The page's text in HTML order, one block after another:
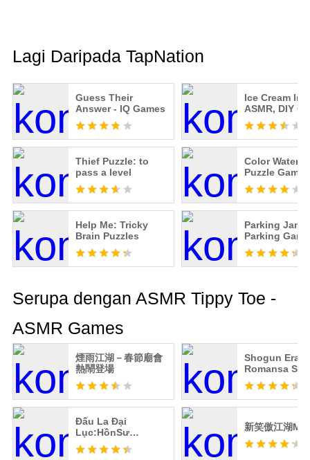
Lagi Daripada TapNation
Guess Their
Answer - IQ Games
Ice Cream Inc.
ASMR, DIY
Thief Puzzle: to
pass a level
Color Water
Puzzle Games
Help Me: Tricky
Brain Puzzles
Parking Jam:
Parking
Serupa dengan ASMR Tippy Toe -
ASMR Games
煙雨江湖－春節廟會
熱鬧登場
Shogun Era:
Romansa
Đấu La Đại
Lục:HồnSư
ĐốiQuyết
新笑傲江湖M